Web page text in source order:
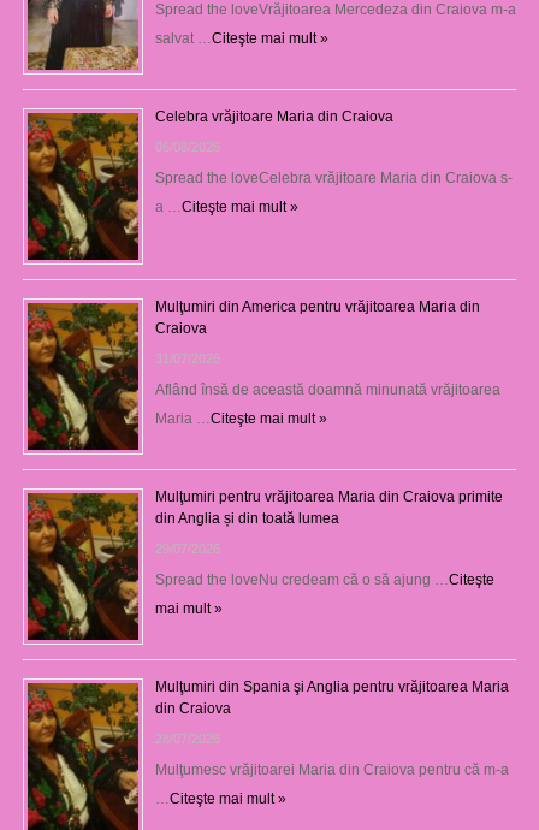
Spread the loveVrăjitoarea Mercedeza din Craiova m-a
salvat …Citeşte mai mult »
Celebra vrăjitoare Maria din Craiova
06/08/2026
Spread the loveCelebra vrăjitoare Maria din Craiova s-
a …Citeşte mai mult »
Mulţumiri din America pentru vrăjitoarea Maria din
Craiova
31/07/2026
Aflând însă de această doamnă minunată vrăjitoarea
Maria …Citeşte mai mult »
Mulţumiri pentru vrăjitoarea Maria din Craiova primite
din Anglia și din toată lumea
29/07/2026
Spread the loveNu credeam că o să ajung …Citeşte
mai mult »
Mulţumiri din Spania şi Anglia pentru vrăjitoarea Maria
din Craiova
28/07/2026
Mulţumesc vrăjitoarei Maria din Craiova pentru că m-a
…Citeşte mai mult »